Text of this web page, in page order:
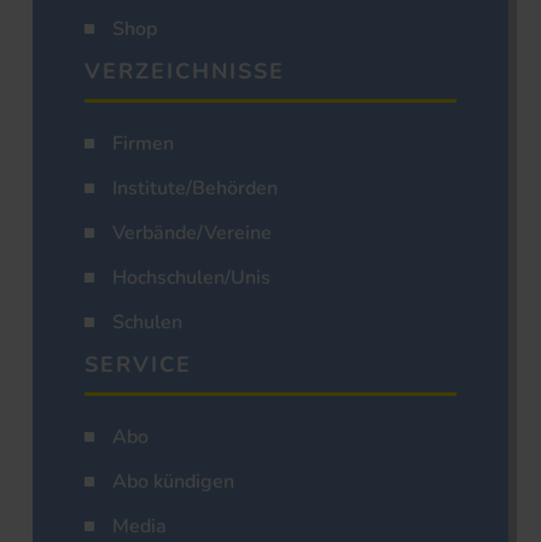
Shop
VERZEICHNISSE
Firmen
Institute/Behörden
Verbände/Vereine
Hochschulen/Unis
Schulen
SERVICE
Abo
Abo kündigen
Media